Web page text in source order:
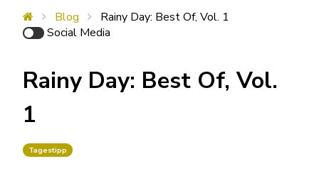
Blog
Rainy Day: Best Of, Vol. 1
Social Media
Rainy Day: Best Of, Vol.
1
Tagestipp